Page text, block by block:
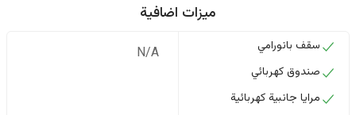
ميزات اضافية
سقف بانورامي
صندوق كهربائي
مرايا جانبية كهربائية
N/A